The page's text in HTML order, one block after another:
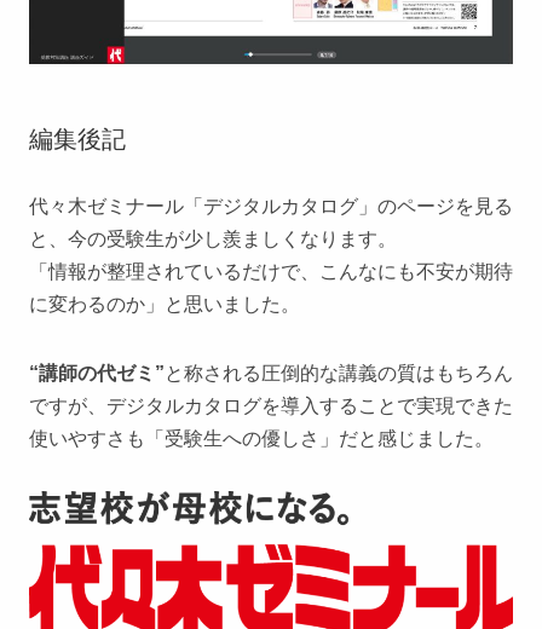
編集後記
代々木ゼミナール「デジタルカタログ」のページを見る
と、今の受験生が少し羨ましくなります。
「情報が整理されているだけで、こんなにも不安が期待
に変わるのか」と思いました。
“講師の代ゼミ”と称される圧倒的な講義の質はもちろん
ですが、デジタルカタログを導入することで実現できた
使いやすさも「受験生への優しさ」だと感じました。